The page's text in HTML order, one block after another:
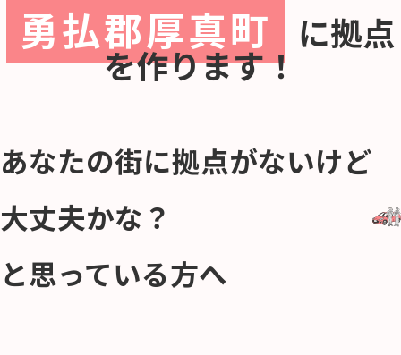
勇払郡厚真町 に拠点
を作ります！
あなたの街に拠点がないけど
大丈夫かな？
と思っている方へ